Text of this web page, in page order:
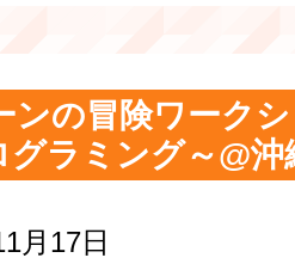
ンの冒険ワーク
ラミング～@沖
月17日